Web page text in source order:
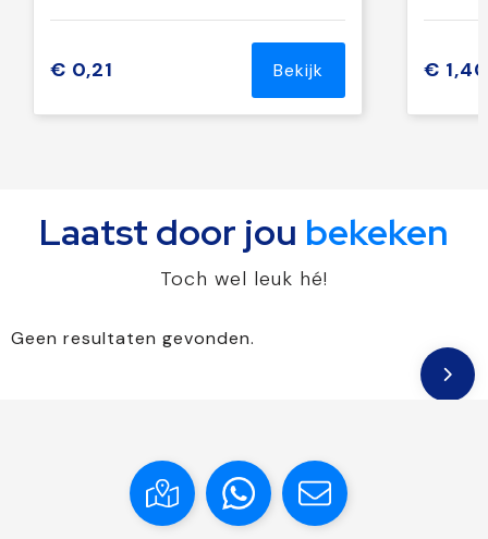
€ 0,21 Bekijk € 1,40
Laatst door jou bekeken
Toch wel leuk hé!
Geen resultaten gevonden.